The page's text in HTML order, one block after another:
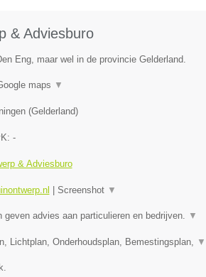
& Adviesburo
Eng, maar wel in de provincie Gelderland.
maps ▼
(Gelderland)
-
& Adviesburo
Screenshot ▼
geven advies aan particulieren en bedrijven. ▼
Lichtplan, Onderhoudsplan, Bemestingsplan, ▼